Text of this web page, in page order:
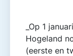
_Op 1
Hogeland
(eerste en